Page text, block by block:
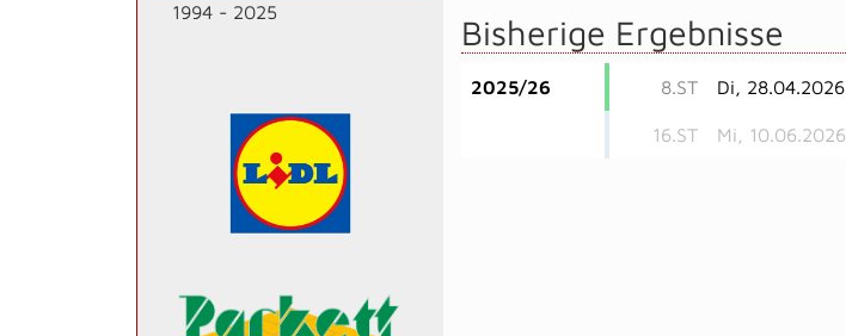
1994 - 2025 Bisherige Ergebnisse
2025/26 8.ST Di, 28.04.2026
16.ST Mi, 10.06.2026